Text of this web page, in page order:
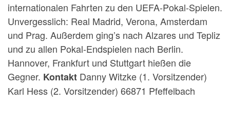
internationalen Fahrten zu den UEFA-Pokal-Spielen.
Unvergesslich: Real Madrid, Verona, Amsterdam
und Prag. Außerdem ging’s nach Alzares und Tepliz
und zu allen Pokal-Endspielen nach Berlin.
Hannover, Frankfurt und Stuttgart hießen die
Gegner. Kontakt Danny Witzke (1. Vorsitzender)
Karl Hess (2. Vorsitzender) 66871 Pfeffelbach